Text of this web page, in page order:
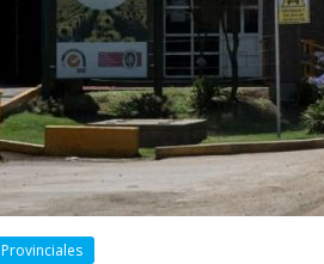
Provinciales